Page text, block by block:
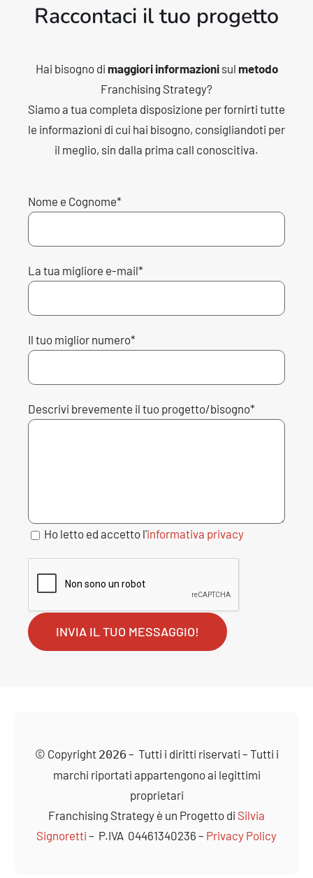
Raccontaci il tuo progetto
Hai bisogno di maggiori informazionisul metodo
Franchising Strategy?
Siamo a tua completa disposizione per fornirti tutte
le informazioni di cui hai bisogno, consigliandoti per
il meglio, sin dalla prima call conoscitiva.
Nome e Cognome*
La tua migliore e-mail*
Il tuo miglior numero*
Descrivi brevemente il tuo progetto/bisogno*
Ho letto ed accetto l'informativa privacy
© Copyright 2026 – Tutti i diritti riservati – Tutti i
marchi riportati appartengono ai legittimi
proprietari
Franchising Strategy è un Progetto di Silvia
Signoretti – P.IVA 04461340236 – Privacy Policy